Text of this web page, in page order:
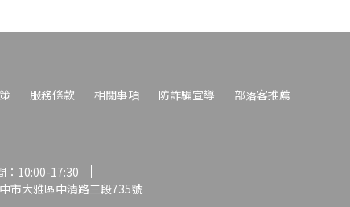
服務條款 相關事項 防詐騙宣導
部落客推薦
：10:00-17:30
市大雅區中清路三段735號